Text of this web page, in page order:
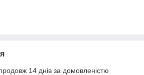
14 днів за домовленістю